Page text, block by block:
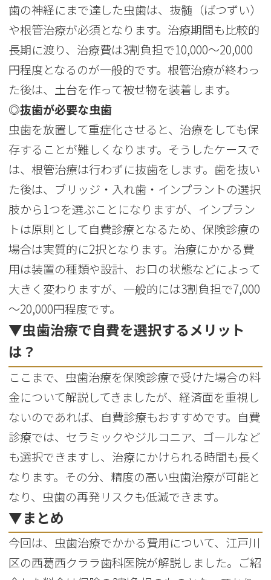
歯の神経にまで達した虫歯は、抜髄（ばつずい）
や根管治療が必須となります。治療期間も比較的
長期に渡り、治療費は3割負担で10,000～20,000
円程度となるのが一般的です。根管治療が終わっ
た後は、土台を作って被せ物を装着します。
◎抜歯が必要な虫歯
虫歯を放置して重症化させると、治療をしても保
存することが難しくなります。そうしたケースで
は、根管治療は行わずに抜歯をします。歯を抜い
た後は、ブリッジ・入れ歯・インプラントの選択
肢から1つを選ぶことになりますが、インプラン
トは原則として自費診療となるため、保険診療の
場合は実質的に2択となります。治療にかかる費
用は装置の種類や設計、お口の状態などによって
大きく変わりますが、一般的には3割負担で7,000
～20,000円程度です。
▼虫歯治療で自費を選択するメリット
は？
ここまで、虫歯治療を保険診療で受けた場合の料
金について解説してきましたが、経済面を重視し
ないのであれば、自費診療もおすすめです。自費
診療では、セラミックやジルコニア、ゴールなど
も選択できますし、治療にかけられる時間も長く
なります。その分、精度の高い虫歯治療が可能と
なり、虫歯の再発リスクも低減できます。
▼まとめ
今回は、虫歯治療でかかる費用について、江戸川
区の西葛西クララ歯科医院が解説しました。ご紹